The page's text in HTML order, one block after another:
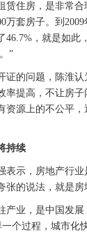
赁住房，是非常
万套房子。到
，就是如此
”
的问题，陈淮认
提高，不让房
资源上的不公平
持续
示，房地产行业
的说法，就是房
业，是中国发展
个过程，城市